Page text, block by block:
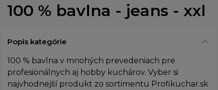
100 % bavlna - jeans - xxl
Popis kategórie
100 % bavlna v mnohých prevedeniach pre
profesionálnych aj hobby kuchárov. Vyber si
najvhodnejší produkt zo sortimentu Profikuchar.sk